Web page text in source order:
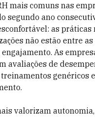
mais comuns nas
segundo ano
as práticas
não estão entre
As
avaliações de
genéricos
valorizam